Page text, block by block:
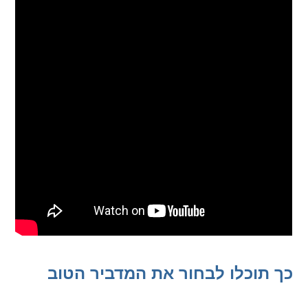
כך תוכלו לבחור את המדביר הטוב